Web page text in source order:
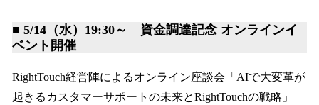
■ 5/14（水）19:30～ 資金調達記念 オンラインイ
ベント開催
RightTouch経営陣によるオンライン座談会「AIで大変革が
起きるカスタマーサポートの未来とRightTouchの戦略」